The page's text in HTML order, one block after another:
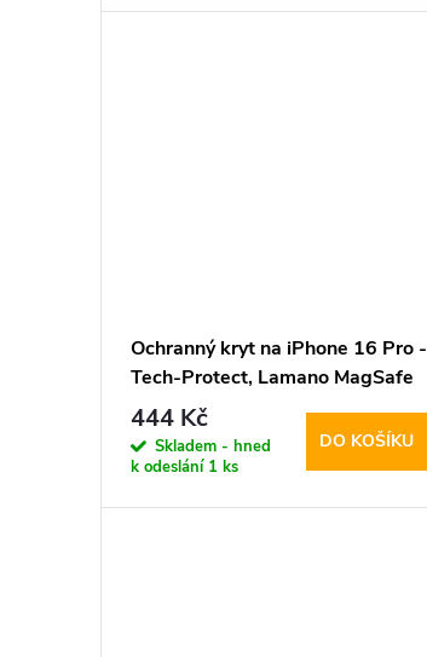
Ochranný kryt na iPhone 16 Pro -
Tech-Protect, Lamano MagSafe
Verde Aura
444 Kč
Skladem - hned
k odeslání 1 ks
DO KOŠÍKU